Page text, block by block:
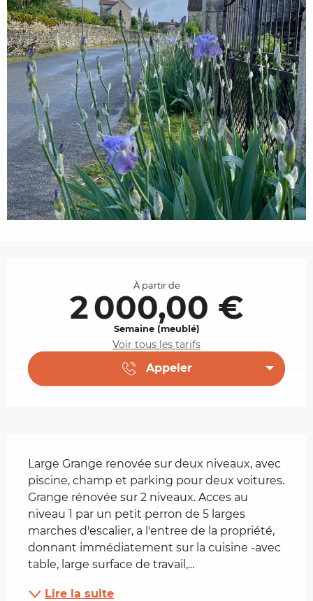
À partir de
2 000,00 €
Semaine (meublé)
Voir tous les tarifs
Appeler
Large Grange renovée sur deux niveaux, avec
piscine, champ et parking pour deux voitures.
Grange rénovée sur 2 niveaux. Acces au
niveau 1 par un petit perron de 5 larges
marches d'escalier, a l'entree de la propriété,
donnant immédiatement sur la cuisine -avec
table, large surface de travail,...
Lire la suite